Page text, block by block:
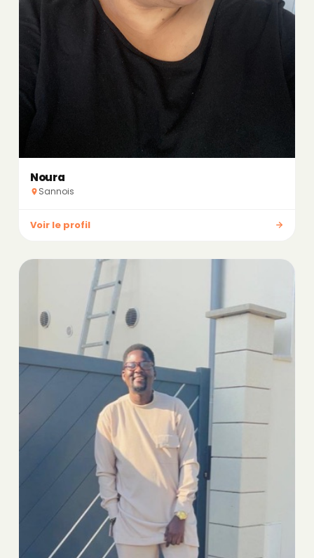
Noura
Sannois
Voir le profil